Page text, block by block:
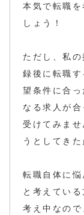
本気で転職
しょう！
ただし、私
録後に転職
望条件に合
なる求人が
受けてみま
うとしてき
転職自体に悩
と考えてい
考え中なの